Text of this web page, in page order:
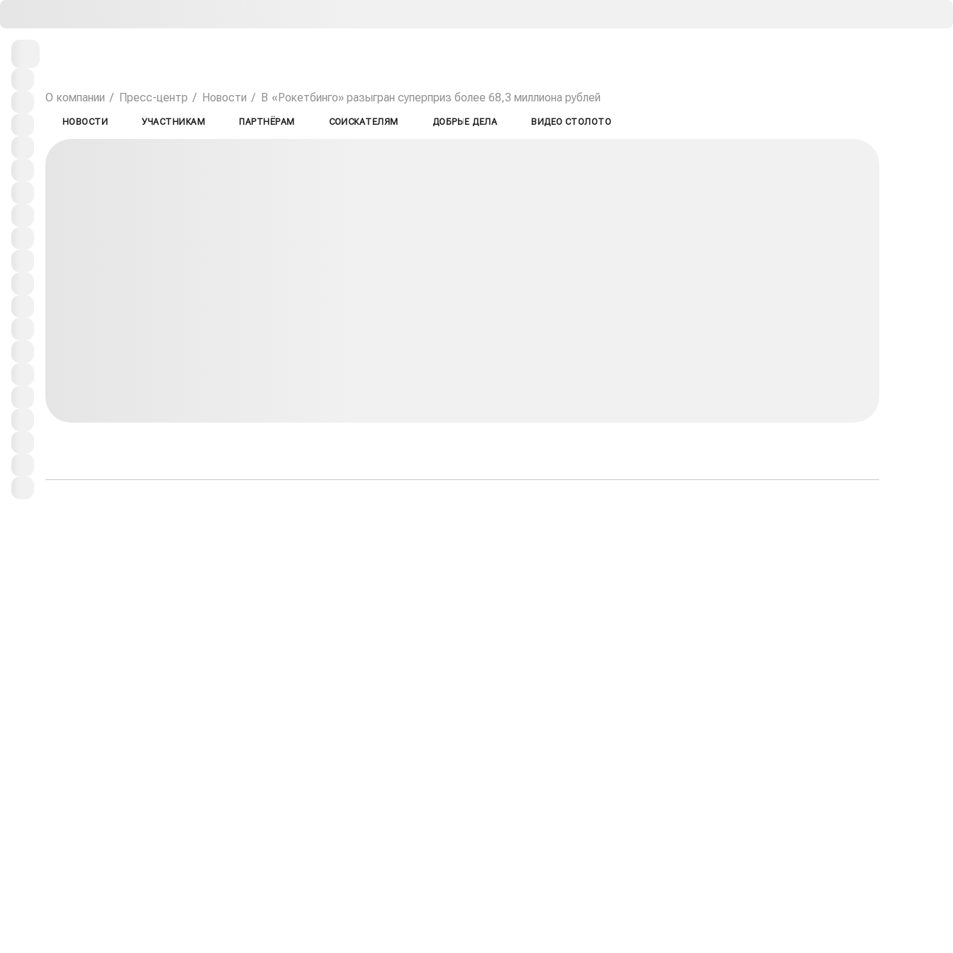
О компании Пресс-центр Новости В «Рокетбинго» разыгран суперприз более 68,3 миллиона рублей
НОВОСТИ УЧАСТНИКАМ ПАРТНЁРАМ СОИСКАТЕЛЯМ ДОБРЫЕ ДЕЛА ВИДЕО СТОЛОТО